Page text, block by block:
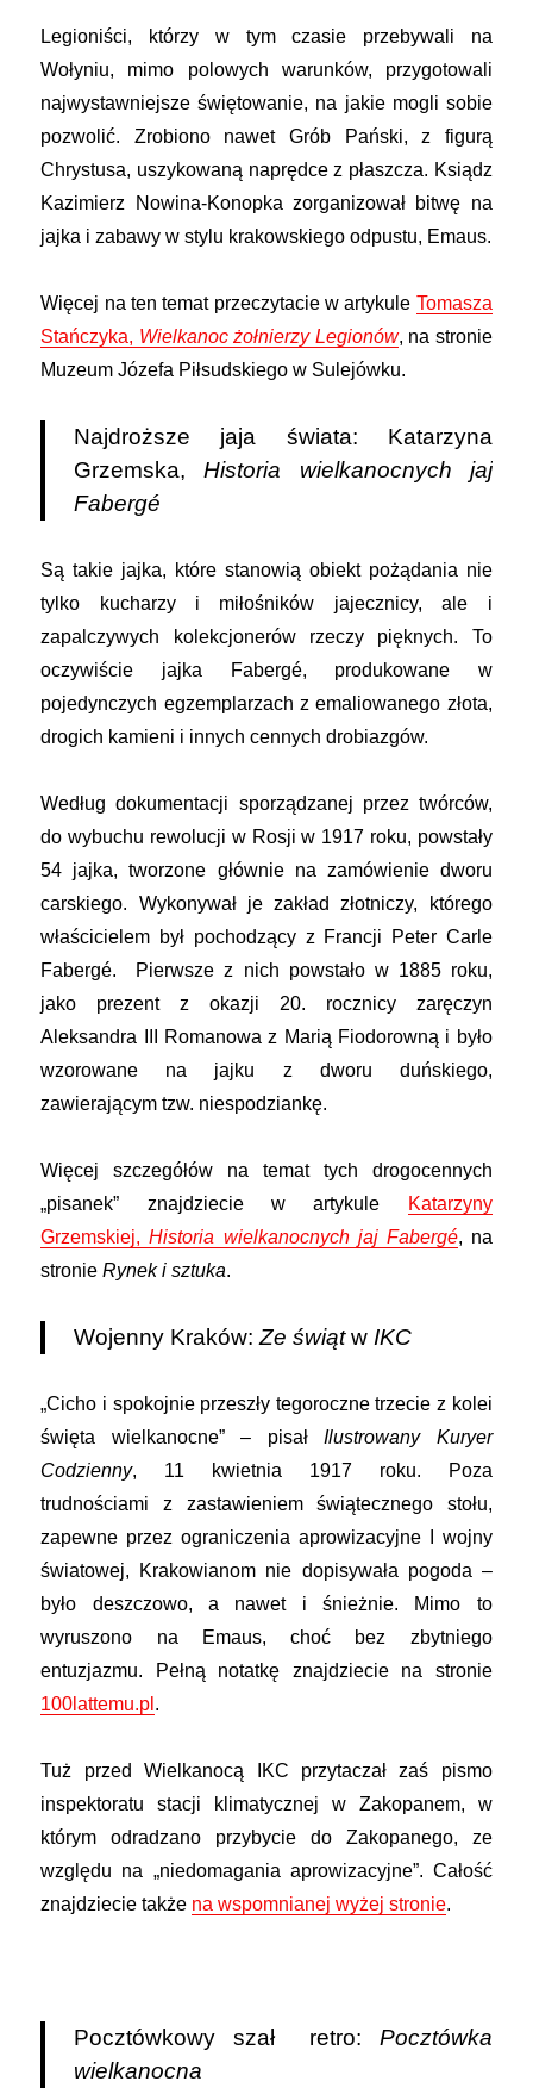
Legioniści, którzy w tym czasie przebywali na
Wołyniu, mimo polowych warunków, przygotowali
najwystawniejsze świętowanie, na jakie mogli sobie
pozwolić. Zrobiono nawet Grób Pański, z figurą
Chrystusa, uszykowaną naprędce z płaszcza. Ksiądz
Kazimierz Nowina-Konopka zorganizował bitwę na
jajka i zabawy w stylu krakowskiego odpustu, Emaus.
Więcej na ten temat przeczytacie w artykule Tomasza
Stańczyka, Wielkanoc żołnierzy Legionów, na stronie
Muzeum Józefa Piłsudskiego w Sulejówku.
Najdroższe jaja świata: Katarzyna
Grzemska,Historia wielkanocnych jaj
Fabergé
Są takie jajka, które stanowią obiekt pożądania nie
tylko kucharzy i miłośników jajecznicy, ale i
zapalczywych kolekcjonerów rzeczy pięknych. To
oczywiście jajka Fabergé, produkowane w
pojedynczych egzemplarzach z emaliowanego złota,
drogich kamieni i innych cennych drobiazgów.
Według dokumentacji sporządzanej przez twórców,
do wybuchu rewolucji w Rosji w 1917 roku, powstały
54 jajka, tworzone głównie na zamówienie dworu
carskiego. Wykonywał je zakład złotniczy, którego
właścicielem był pochodzący z Francji Peter Carle
Fabergé. Pierwsze z nich powstało w 1885 roku,
jako prezent z okazji 20. rocznicy zaręczyn
Aleksandra III Romanowa z Marią Fiodorowną i było
wzorowane na jajku z dworu duńskiego,
zawierającym tzw. niespodziankę.
Więcej szczegółów na temat tych drogocennych
„pisanek” znajdziecie w artykule
Katarzyny
Grzemskiej,Historia wielkanocnych jaj Fabergé, na
stronieRynek i sztuka.
Wojenny Kraków:Ze świątw IKC
„Cicho i spokojnie przeszły tegoroczne trzecie z kolei
święta wielkanocne” – pisałIlustrowany Kuryer
Codzienny, 11 kwietnia 1917 roku. Poza
trudnościami z zastawieniem świątecznego stołu,
zapewne przez ograniczenia aprowizacyjne I wojny
światowej, Krakowianom nie dopisywała pogoda –
było deszczowo, a nawet i śnieżnie. Mimo to
wyruszono na Emaus, choć bez zbytniego
entuzjazmu. Pełną notatkę znajdziecie na stronie
100lattemu.pl .
Tuż przed Wielkanocą IKC przytaczał zaś pismo
inspektoratu stacji klimatycznej w Zakopanem, w
którym odradzano przybycie do Zakopanego, ze
względu na „niedomagania aprowizacyjne”. Całość
znajdziecie także na wspomnianej wyżej stronie.
Pocztówkowy szał retro: Pocztówka
wielkanocna